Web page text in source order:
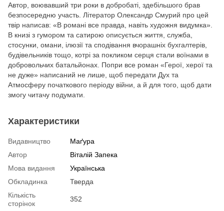
Автор, воювавший три роки в добробаті, здебільшого брав
безпосередню участь. Літератор Олександр Смурий про цей
твір написав: «В романі все правда, навіть художня видумка».
В книзі з гумором та сатирою описується життя, служба,
стосунки, омани, ілюзії та сподівання вчорашніх бухгалтерів,
будівельників тощо, котрі за покликом серця стали воїнами в
добровольчих батальйонах. Попри все роман «Герої, херої та
не дуже» написаний не лише, щоб передати Дух та
Атмосферу початкового періоду війни, а й для того, щоб дати
змогу читачу подумати.
Характеристики
Видавництво
Маґура
Автор
Віталій Запека
Мова видання
Українська
Обкладинка
Тверда
Кількість
сторінок
352